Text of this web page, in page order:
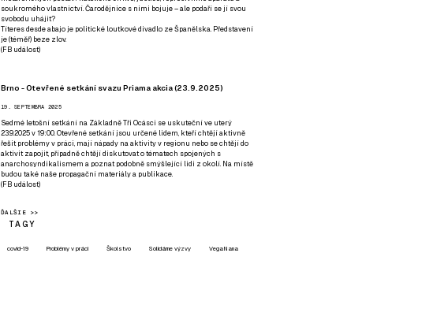
soukromého vlastnictví. Čarodějnice s nimi bojuje – ale podaří se jí svou
svobodu uhájit?
Títeres desde abajo je politické loutkové divadlo ze Španělska. Představení
je (téměř) beze zlov.
(FB událost)
Brno - Otevřené setkání svazu Priama akcia (23.9.2025)
19. SEPTEMBRA 2025
Sedmé letošní setkání na Základně Tři Ocásci se uskuteční ve uterý
23.9.2025 v 19:00. Otevřené setkání jsou určené lidem, kteří chtějí aktivně
řešit problémy v práci, mají nápady na aktivity v regionu nebo se chtějí do
aktivit zapojit, případně chtějí diskutovat o tématech spojených s
anarchosyndikalismem a poznat podobně smýšlející lidi z okolí. Na místě
budou také naše propagační materiály a publikace.
(FB událost)
ĎALŠIE >>
TAGY
covid-19 Problémy v práci Školstvo Solidárne výzvy VegaNana